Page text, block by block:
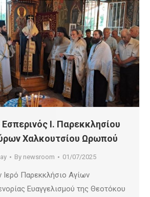
Ι. Παρεκκλησίου
Χαλκουτσίου Ωρωπού
By newsroom 01/07/2025
Ιερό Παρεκκλήσιο Αγίων
Ευαγγελισμού της Θεοτόκου